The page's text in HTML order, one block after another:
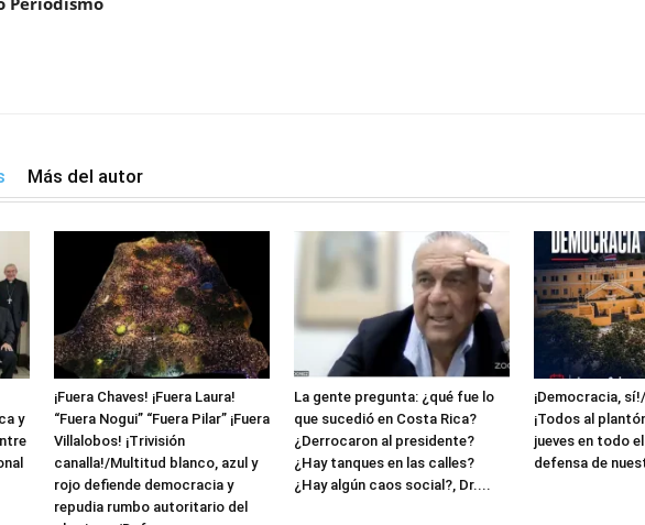
Más del autor
y
¡Fuera Chaves! ¡Fuera Laura!
“Fuera Nogui” “Fuera Pilar” ¡Fuera
Villalobos! ¡Trivisión
canalla!/Multitud blanco, azul y
rojo defiende democracia y
repudia rumbo autoritario del
La gente pregunta: ¿qué fue lo
que sucedió en Costa Rica?
¿Derrocaron al presidente?
¿Hay tanques en las calles?
¿Hay algún caos social?, Dr....
¡Democracia,
¡Todos al
jueves en todo
defensa de